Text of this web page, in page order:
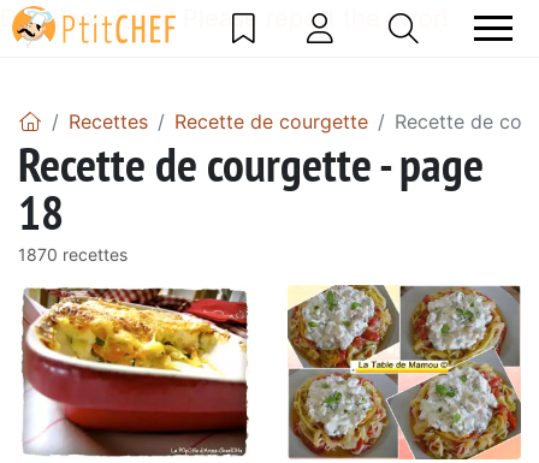
DataBase Error! Please report the error!
Recettes Recette de courgette Recette de
Recette de courgette - page
18
1870 recettes